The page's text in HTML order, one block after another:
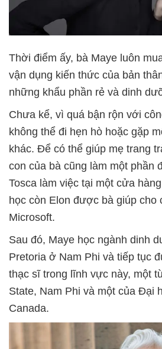
Thời điểm ấy, bà Maye luôn
vận dụng kiến thức của bản
những khẩu phần rẻ và dinh
Chưa kể, vì quá bận rộn với
không thể đi hẹn hò hoặc gặp
khác. Để có thể giúp mẹ trang
con của bà cũng làm một phần
Tosca làm việc tại một cửa
học còn Elon được bà giúp cho
Microsoft.
Sau đó, Maye học ngành dinh
Pretoria ở Nam Phi và tiếp tục
thạc sĩ trong lĩnh vực này, một
State, Nam Phi và một của Đại
Canada.